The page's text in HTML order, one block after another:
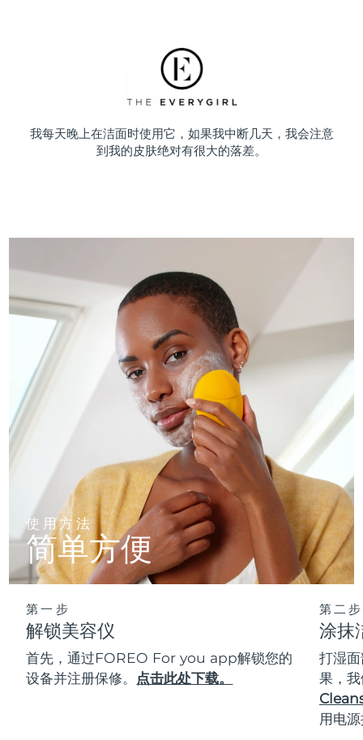
我每天晚上在洁面时使用它，如果我中断几天，我会注意
到我的皮肤绝对有很大的落差。
使用方法
简单方便
第一步
解锁美容仪
首先，通过FOREO For you app解锁您的
设备并注册保修。 点击此处下载。
第二步
涂抹
打湿
果，
用电